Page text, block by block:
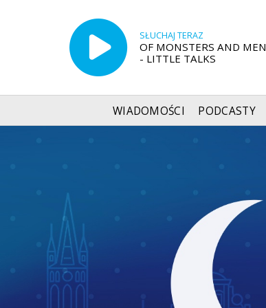
SŁUCHAJ TERAZ
OF MONSTERS AND MEN
- LITTLE TALKS
WIADOMOŚCI PODCASTY